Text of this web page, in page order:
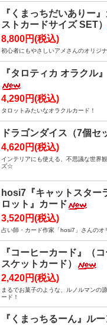
『くまっちだいありー
ストカードサイズ SET）
8,800円(税込)
初心者にもやさしいアメさんのオリジ
『タロティカ オラクル
4,290円(税込)
タロットみたいなオラクルカード！
ドラゴンダイス（7個セ
4,620円(税込)
インテリアにも使える、不思議な世界
ズ☆
hosi7『キャットスター
ロット』カード
3,520円(税込)
占い師・カード作家「hosi7」さんのオ
『コーヒーカード』（
スケットカード）
2,420円(税込)
まるでお菓子のような、ルノルマンの
ード！
『くまっちるーん』ル